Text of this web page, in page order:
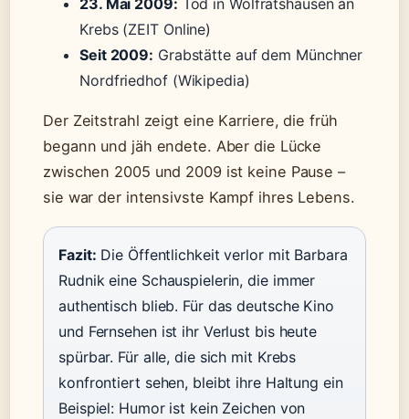
Krebs (ZEIT Online)
Seit 2009: Grabstätte auf dem Münchner
Nordfriedhof (Wikipedia)
Der Zeitstrahl zeigt eine Karriere, die früh
begann und jäh endete. Aber die Lücke
zwischen 2005 und 2009 ist keine Pause –
sie war der intensivste Kampf ihres Lebens.
Fazit: Die Öffentlichkeit verlor mit Barbara
Rudnik eine Schauspielerin, die immer
authentisch blieb. Für das deutsche Kino
und Fernsehen ist ihr Verlust bis heute
spürbar. Für alle, die sich mit Krebs
konfrontiert sehen, bleibt ihre Haltung ein
Beispiel: Humor ist kein Zeichen von